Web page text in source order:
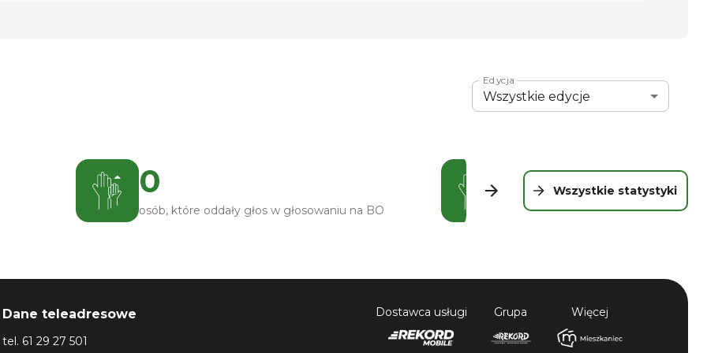
Edycja
Wszystkie edycje
0
osób, które oddały głos w głosowaniu na BO
0
głosów papierowych
3z5. Edycja:Wszystkie edycje.
Wszystkie statystyki
Dane teleadresowe
tel. 61 29 27 501
Dostawca usługi Grupa Więcej